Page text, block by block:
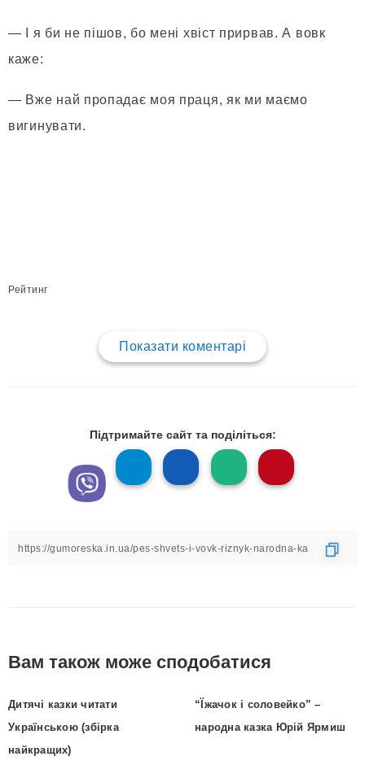
— І я би не пішов, бо мені хвіст прирвав. А вовк
каже:
— Вже най пропадає моя праця, як ми маємо
вигинувати.
Рейтинг
Показати коментарі
Підтримайте сайт та поділіться:
Вам також може сподобатися
Дитячі казки читати
Українською (збірка
найкращих)
“Їжачок і соловейко” –
народна казка Юрій Ярмиш